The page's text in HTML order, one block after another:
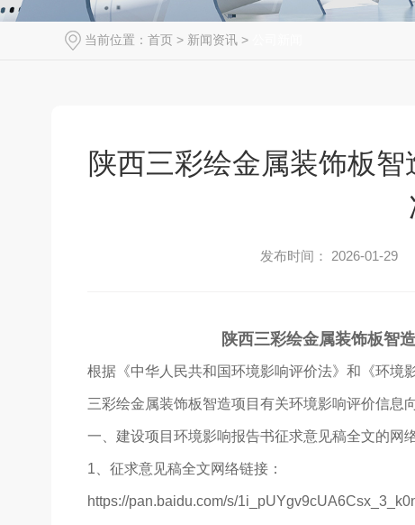
当前位置： 首页 > 新闻资讯 >
陕西三彩绘金属装饰板
发布时间： 2026-01-29
陕西三彩绘金属装饰板智
根据《中华人民共和国环境影响评价法》和《环境
三彩绘金属装饰板智造项目有关环境影响评价信息
一、建设项目环境影响报告书征求意见稿全文的网
1、征求意见稿全文网络链接：
https://pan.baidu.com/s/